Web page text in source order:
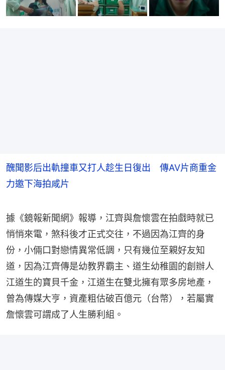
醜聞影后出軌撞車又打人趁生日復出 傳AV片商重金
力邀下海拍咸片
據《鏡報新聞網》報導，江齊與詹懷雲在拍戲時就已
悄悄來電，煞科後才正式交往，不過因為江齊的身
份，小倆口對戀情異常低調，只有幾位至親好友知
道，因為江齊傳是幼教界霸主、道生幼稚園的創辦人
江道生的寶貝千金，江道生在雙北擁有眾多房地產，
曾為傳媒大亨，資產粗估破百億元（台幣），若屬實
詹懷雲可謂成了人生勝利組。